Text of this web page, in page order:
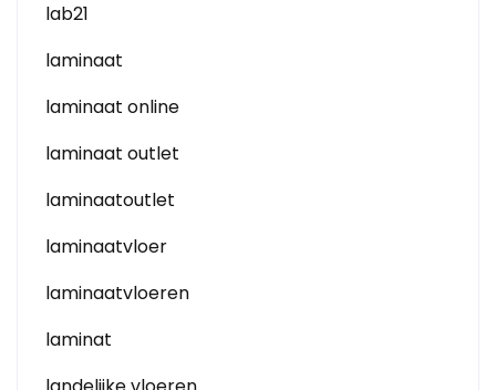
lab21
laminaat
laminaat online
laminaat outlet
laminaatoutlet
laminaatvloer
laminaatvloeren
laminat